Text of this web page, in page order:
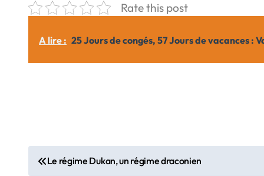
Rate this post
A lire : 25 Jours de congés, 57 Jours de vacances :
N Le régime Dukan, un régime draconien